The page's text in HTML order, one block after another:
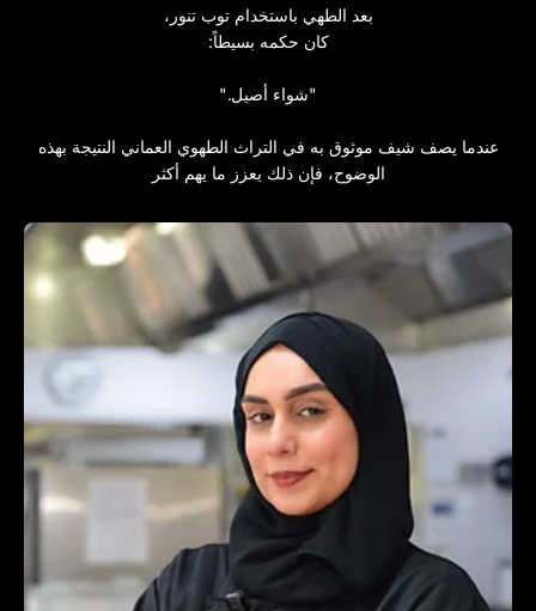
بعد الطهي باستخدام توب تنور،
كان حكمه بسيطاً:
"شواء أصيل."
عندما يصف شيف موثوق به في التراث الطهوي العماني النتيجة بهذه
الوضوح، فإن ذلك يعزز ما يهم أكثر